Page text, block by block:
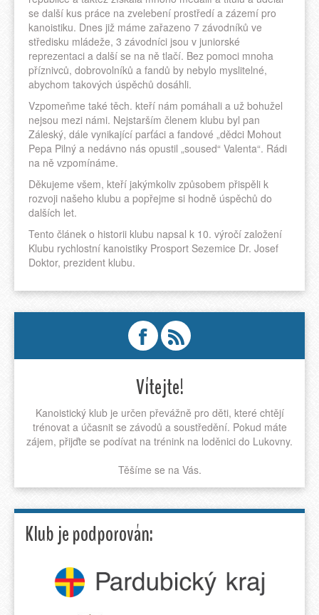
se další kus práce na zvelebení prostředí a zázemí pro
kanoistiku. Dnes již máme zařazeno 7 závodníků ve
středisku mládeže, 3 závodníci jsou v juniorské
reprezentaci a další se na ně tlačí. Bez pomoci mnoha
příznivců, dobrovolníků a fandů by nebylo myslitelné,
abychom takových úspěchů dosáhli.
Vzpomeňme také těch. kteří nám pomáhali a už bohužel
nejsou mezi námi. Nejstarším členem klubu byl pan
Záleský, dále vynikající parťáci a fandové „dědci Mohout
Pepa Pilný a nedávno nás opustil „soused“ Valenta“. Rádi
na ně vzpomínáme.
Děkujeme všem, kteří jakýmkoliv způsobem přispěli k
rozvoji našeho klubu a popřejme si hodně úspěchů do
dalších let.
Tento článek o historii klubu napsal k 10. výročí založení
Klubu rychlostní kanoistiky Prosport Sezemice Dr. Josef
Doktor, prezident klubu.
Vítejte!
Kanoistický klub je určen převážně pro děti, které chtějí
trénovat a účasnit se závodů a soustředění. Pokud máte
zájem, přijďte se podívat na trénink na loděnici do Lukovny.
Těšíme se na Vás.
Klub je podporován: